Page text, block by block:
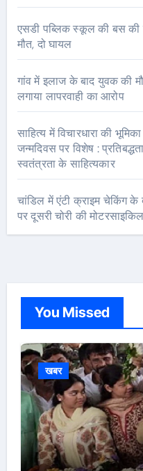
एसडी पब्लिक स्कूल की बस की
मौत, दो घायल
गांव में इलाज के बाद युवक की
लगाया लापरवाही का आरोप
साहित्य में विचारधारा की
जन्मदिवस पर विशेष :
स्वतंत्रता के साहित्यकार
चांडिल में एंटी क्राइम चेकिंग के
पर दूसरी चोरी की
You Missed
खबर